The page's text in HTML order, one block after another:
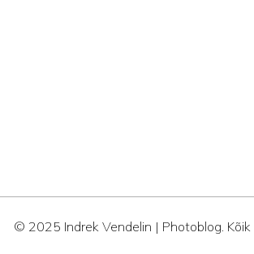
© 2025 Indrek Vendelin | Photoblog. Kõik